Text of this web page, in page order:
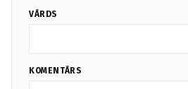
VĀRDS
KOMENTĀRS